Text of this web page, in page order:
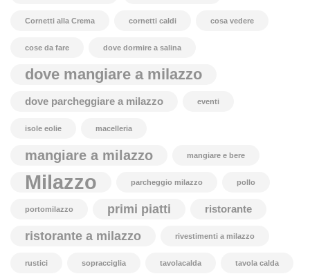
Cornetti alla Crema cornetti caldi cosa vedere
cose da fare dove dormire a salina
dove mangiare a milazzo
dove parcheggiare a milazzo eventi
isole eolie macelleria
mangiare a milazzo mangiare e bere
Milazzo parcheggio milazzo pollo
portomilazzo primi piatti ristorante
ristorante a milazzo rivestimenti a milazzo
rustici sopracciglia tavolacalda tavola calda